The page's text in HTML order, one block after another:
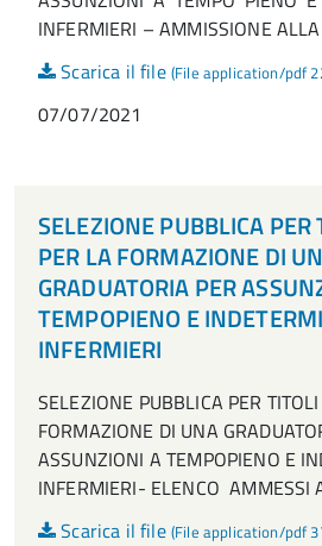
INFERMIERI – AMMISSIONE
Scarica il file (File application/pdf
07/07/2021
SELEZIONE PUBBLICA
PER LA FORMAZIONE DI
GRADUATORIA PER
TEMPOPIENO E
INFERMIERI
SELEZIONE PUBBLICA PER
FORMAZIONE DI UNA
ASSUNZIONI A TEMPOPIENO E
INFERMIERI- ELENCO AMMESSI
Scarica il file (File application/pdf